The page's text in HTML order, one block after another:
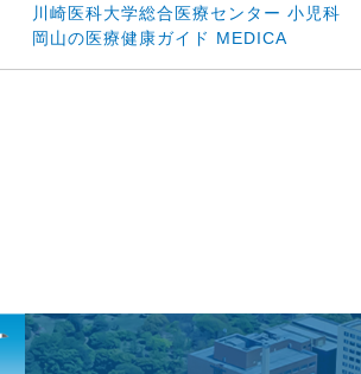
川崎医科大学総合医療センター 小児科
岡山の医療健康ガイド MEDICA